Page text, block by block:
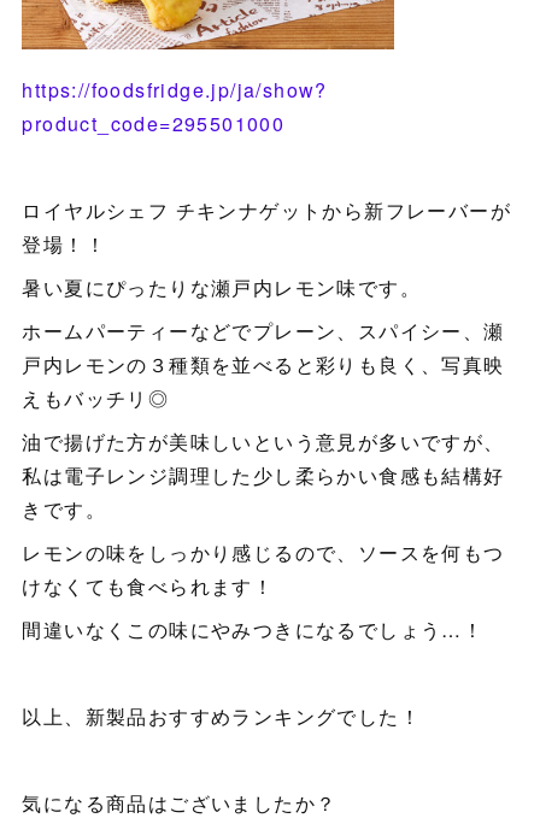
https://foodsfridge.jp/ja/show?
product_code=295501000
ロイヤルシェフ チキンナゲットから新フレーバーが
登場！！
暑い夏にぴったりな瀬戸内レモン味です。
ホームパーティーなどでプレーン、スパイシー、瀬
戸内レモンの３種類を並べると彩りも良く、写真映
えもバッチリ◎
油で揚げた方が美味しいという意見が多いですが、
私は電子レンジ調理した少し柔らかい食感も結構好
きです。
レモンの味をしっかり感じるので、ソースを何もつ
けなくても食べられます！
間違いなくこの味にやみつきになるでしょう…！
以上、新製品おすすめランキングでした！
気になる商品はございましたか？